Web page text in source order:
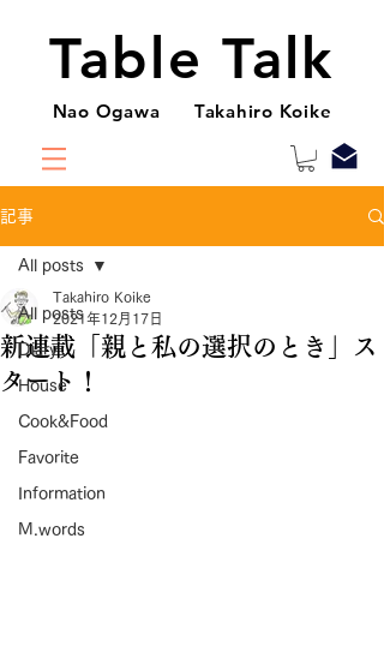
Table Talk
Nao Ogawa Takahiro Koike
記事
All posts
Diary
House
Cook&Food
Favorite
Information
M.words
All posts
新連載「親と私の選択のとき」ス
タート！
Takahiro Koike
2021年12月17日